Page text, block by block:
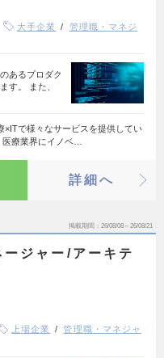
大手企業
管理職・マネジ
あるプロダク
す。 また、
×ITで様々なサービスを提供してい
医療業界にイノベ…
詳細へ
掲載期間 26/08/08～26/08/21
ジャー/アーキテ
上場企業
管理職・マネジャ